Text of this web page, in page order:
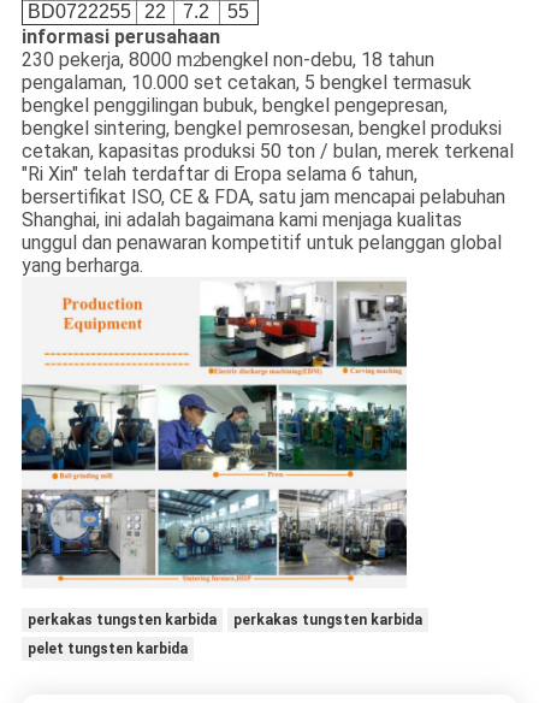
BD0722255
22 7.2 55
informasi perusahaan
230 pekerja, 8000 m2bengkel non-debu, 18 tahun
pengalaman, 10.000 set cetakan, 5 bengkel termasuk
bengkel penggilingan bubuk, bengkel pengepresan,
bengkel sintering, bengkel pemrosesan, bengkel produksi
cetakan, kapasitas produksi 50 ton / bulan, merek terkenal
"Ri Xin" telah terdaftar di Eropa selama 6 tahun,
bersertifikat ISO, CE & FDA, satu jam mencapai pelabuhan
Shanghai, ini adalah bagaimana kami menjaga kualitas
unggul dan penawaran kompetitif untuk pelanggan global
yang berharga.
perkakas tungsten karbida
perkakas tungsten karbida
pelet tungsten karbida